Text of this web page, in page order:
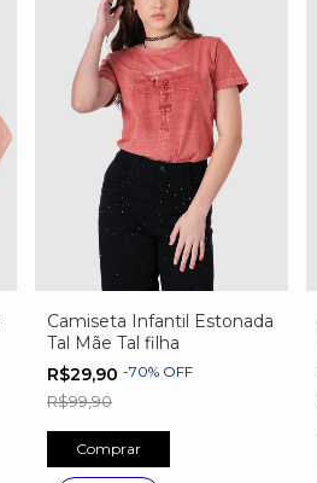
Camiseta Infantil Estonada
Tal Mãe Tal filha
R$29,90 -70% OFF
R$99,90
Comprar